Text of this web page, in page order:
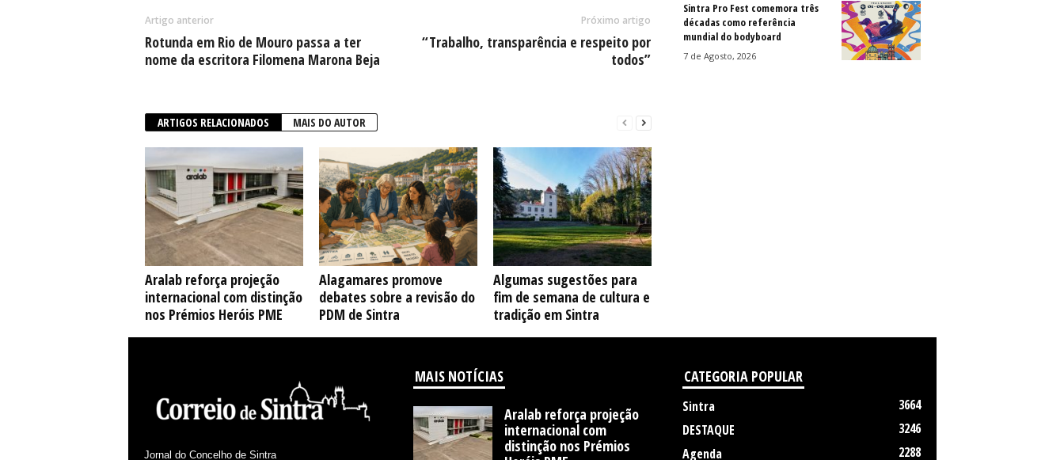
Artigo anterior
Rotunda em Rio de Mouro passa a ter
nome da escritora Filomena Marona Beja
Próximo artigo
“Trabalho, transparência e respeito por
todos”
ARTIGOS RELACIONADOS MAIS DO AUTOR
Aralab reforça projeção
internacional com distinção
nos Prémios Heróis PME
Alagamares promove
debates sobre a revisão do
PDM de Sintra
Algumas sugestões para
fim de semana de cultura e
tradição em Sintra
Sintra Pro Fest comemora três
décadas como referência
mundial do bodyboard
7 de Agosto, 2026
Jornal do Concelho de Sintra
MAIS NOTÍCIAS
Aralab reforça projeção
internacional com
distinção nos Prémios
CATEGORIA POPULAR
Sintra
3664
DESTAQUE
3246
Agenda
2288